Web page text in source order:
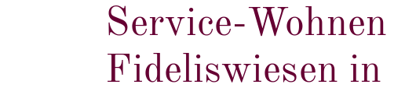
Service-
Fideliswiesen in